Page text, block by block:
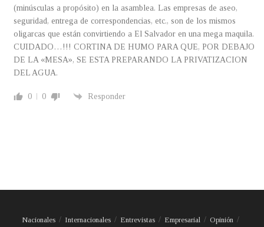
(minúsculas a propósito) en la asamblea. Las empresas de aseo,
seguridad, entrega de correspondencias, etc., son de los mismos
oligarcas que están convirtiendo a El Salvador en una mega maquila.
CUIDADO…!!! CORTINA DE HUMO PARA QUE, POR DEBAJO
DE LA «MESA», SE ESTA PREPARANDO LA PRIVATIZACION
DEL AGUA.
0 0 Responder
Nacionales Internacionales Entrevistas Empresarial Opinión